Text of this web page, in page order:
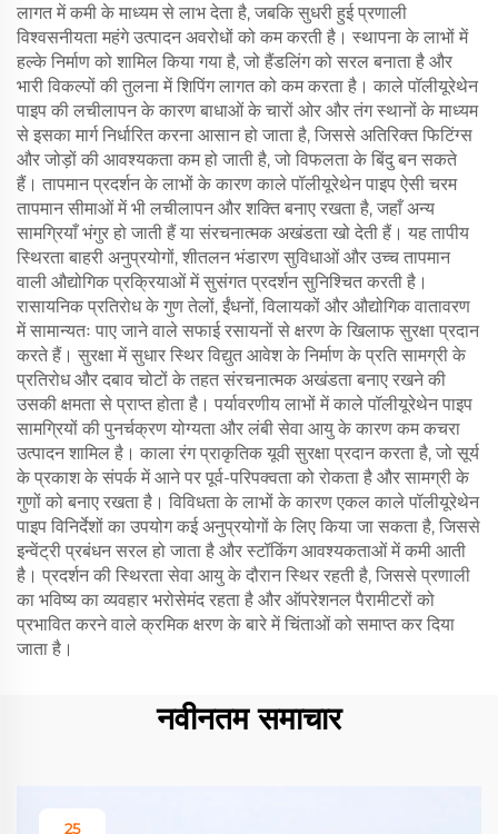
लागत में कमी के माध्यम से लाभ देता है, जबकि सुधरी हुई प्रणाली
विश्वसनीयता महंगे उत्पादन अवरोधों को कम करती है। स्थापना के लाभों में
हल्के निर्माण को शामिल किया गया है, जो हैंडलिंग को सरल बनाता है और
भारी विकल्पों की तुलना में शिपिंग लागत को कम करता है। काले पॉलीयूरेथेन
पाइप की लचीलापन के कारण बाधाओं के चारों ओर और तंग स्थानों के माध्यम
से इसका मार्ग निर्धारित करना आसान हो जाता है, जिससे अतिरिक्त फिटिंग्स
और जोड़ों की आवश्यकता कम हो जाती है, जो विफलता के बिंदु बन सकते
हैं। तापमान प्रदर्शन के लाभों के कारण काले पॉलीयूरेथेन पाइप ऐसी चरम
तापमान सीमाओं में भी लचीलापन और शक्ति बनाए रखता है, जहाँ अन्य
सामग्रियाँ भंगुर हो जाती हैं या संरचनात्मक अखंडता खो देती हैं। यह तापीय
स्थिरता बाहरी अनुप्रयोगों, शीतलन भंडारण सुविधाओं और उच्च तापमान
वाली औद्योगिक प्रक्रियाओं में सुसंगत प्रदर्शन सुनिश्चित करती है।
रासायनिक प्रतिरोध के गुण तेलों, ईंधनों, विलायकों और औद्योगिक वातावरण
में सामान्यतः पाए जाने वाले सफाई रसायनों से क्षरण के खिलाफ सुरक्षा प्रदान
करते हैं। सुरक्षा में सुधार स्थिर विद्युत आवेश के निर्माण के प्रति सामग्री के
प्रतिरोध और दबाव चोटों के तहत संरचनात्मक अखंडता बनाए रखने की
उसकी क्षमता से प्राप्त होता है। पर्यावरणीय लाभों में काले पॉलीयूरेथेन पाइप
सामग्रियों की पुनर्चक्रण योग्यता और लंबी सेवा आयु के कारण कम कचरा
उत्पादन शामिल है। काला रंग प्राकृतिक यूवी सुरक्षा प्रदान करता है, जो सूर्य
के प्रकाश के संपर्क में आने पर पूर्व-परिपक्वता को रोकता है और सामग्री के
गुणों को बनाए रखता है। विविधता के लाभों के कारण एकल काले पॉलीयूरेथेन
पाइप विनिर्देशों का उपयोग कई अनुप्रयोगों के लिए किया जा सकता है, जिससे
इन्वेंट्री प्रबंधन सरल हो जाता है और स्टॉकिंग आवश्यकताओं में कमी आती
है। प्रदर्शन की स्थिरता सेवा आयु के दौरान स्थिर रहती है, जिससे प्रणाली
का भविष्य का व्यवहार भरोसेमंद रहता है और ऑपरेशनल पैरामीटरों को
प्रभावित करने वाले क्रमिक क्षरण के बारे में चिंताओं को समाप्त कर दिया
जाता है।
नवीनतम समाचार
25